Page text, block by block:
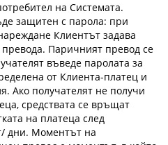
на Системата.
защитен с парола: при
Клиентът задава
Паричният превод се
въведе паролата за
от Клиента-платец и
Ако получателят не получи
средствата се връщат
на платеца след
дни. Моментът на